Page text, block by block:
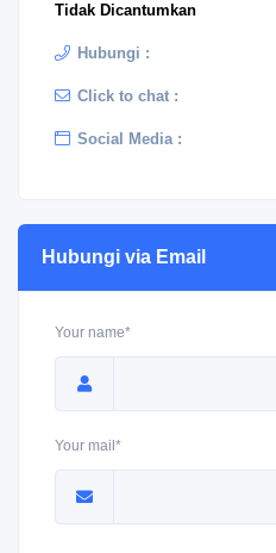
Tidak Dicantumkan
Hubungi :
Click to chat :
Social Media :
Hubungi via Email
Your name*
Your mail*